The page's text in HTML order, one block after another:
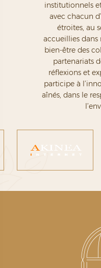
institutionnels
avec chacun
étroites, au
accueillies dans
bien-être des
partenariats
réflexions et
participe à
aînés, dans le